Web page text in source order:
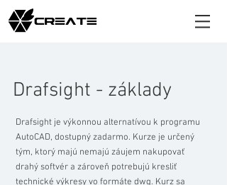
Drafsight - základy
Drafsight je výkonnou alternatívou k programu
AutoCAD, dostupný zadarmo. Kurze je určený
tým, ktorý majú nemajú záujem nakupovať
drahý softvér a zároveň potrebujú kresliť
technické výkresy vo formáte dwg. Kurz sa